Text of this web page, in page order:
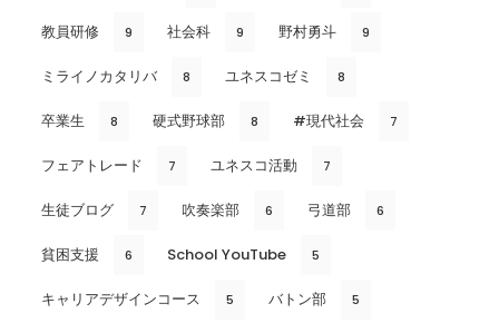
教員研修 9 社会科 9 野村勇斗 9
ミライノカタリバ 8 ユネスコゼミ 8
卒業生 8 硬式野球部 8 #現代社会 7
フェアトレード 7 ユネスコ活動 7
生徒ブログ 7 吹奏楽部 6 弓道部 6
貧困支援 6 School YouTube 5
キャリアデザインコース 5 バトン部 5